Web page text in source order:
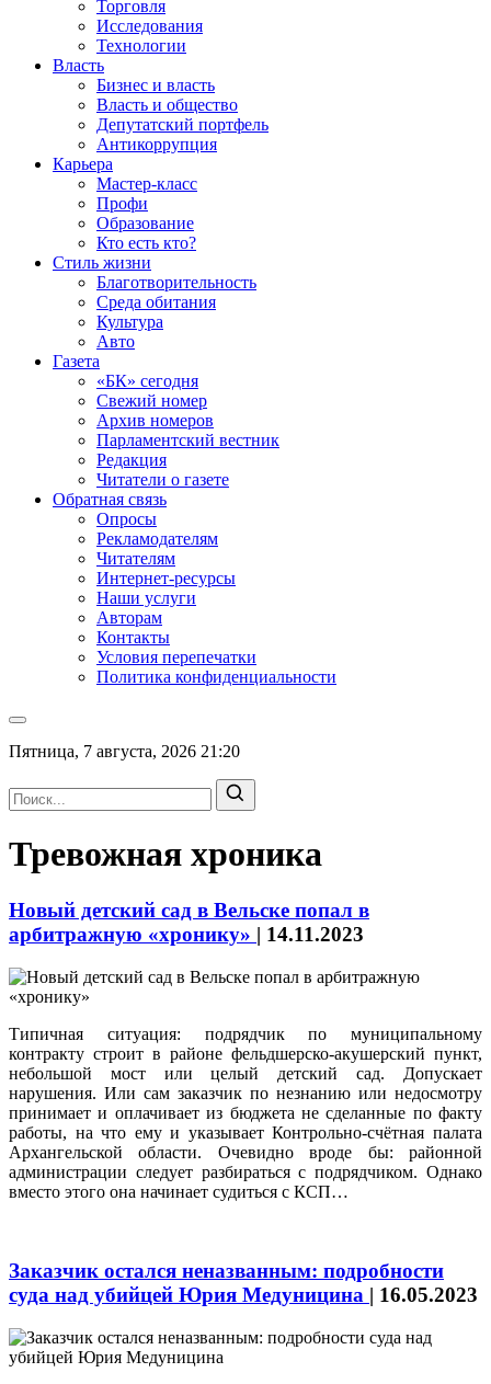
Торговля
Исследования
Технологии
Власть
Бизнес и власть
Власть и общество
Депутатский портфель
Антикоррупция
Карьера
Мастер-класс
Профи
Образование
Кто есть кто?
Стиль жизни
Благотворительность
Среда обитания
Культура
Авто
Газета
«БК» сегодня
Свежий номер
Архив номеров
Парламентский вестник
Редакция
Читатели о газете
Обратная связь
Опросы
Рекламодателям
Читателям
Интернет-ресурсы
Наши услуги
Авторам
Контакты
Условия перепечатки
Политика конфиденциальности
Пятница, 7 августа, 2026 21:20
Тревожная хроника
Новый детский сад в Вельске попал в
арбитражную «хронику» | 14.11.2023
Типичная ситуация: подрядчик по муниципальному
контракту строит в районе фельдшерско-акушерский пункт,
небольшой мост или целый детский сад. Допускает
нарушения. Или сам заказчик по незнанию или недосмотру
принимает и оплачивает из бюджета не сделанные по факту
работы, на что ему и указывает Контрольно-счётная палата
Архангельской области. Очевидно вроде бы: районной
администрации следует разбираться с подрядчиком. Однако
вместо этого она начинает судиться с КСП…
Заказчик остался неназванным: подробности
суда над убийцей Юрия Медуницина | 16.05.2023